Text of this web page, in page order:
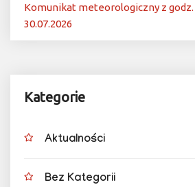
Komunikat meteorologiczny z godz.
30.07.2026
Kategorie
Aktualności
Bez Kategorii